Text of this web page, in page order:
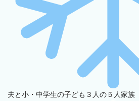
夫と小・中学生の子ども３人の５人家族